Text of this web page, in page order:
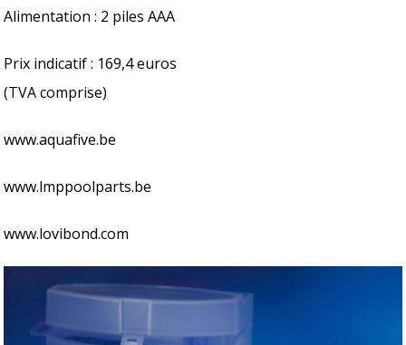
Alimentation : 2 piles AAA
Prix indicatif : 169,4 euros
(TVA comprise)
www.aquafive.be
www.lmppoolparts.be
www.lovibond.com